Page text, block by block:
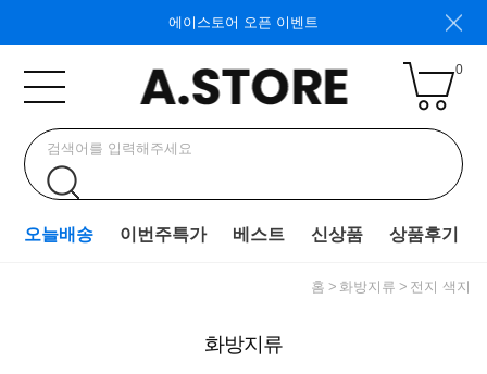
에이스토어 오픈 이벤트
0
오늘배송 이번주특가 베스트 신상품 상품후기
홈 화방지류 전지 색지
화방지류